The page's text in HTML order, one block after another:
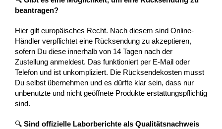
beantragen?
Hier gilt europäisches Recht. Nach diesem sind Online-
Händler verpflichtet eine Rücksendung zu akzeptieren,
sofern Du diese innerhalb von 14 Tagen nach der
Zustellung anmeldest. Das funktioniert per E-Mail oder
Telefon und ist unkompliziert. Die Rücksendekosten musst
Du selbst übernehmen und es dürfte klar sein, dass nur
unbenutzte und nicht geöffnete Produkte erstattungspflichtig
sind.
🔍 Sind offizielle Laborberichte als Qualitätsnachweis